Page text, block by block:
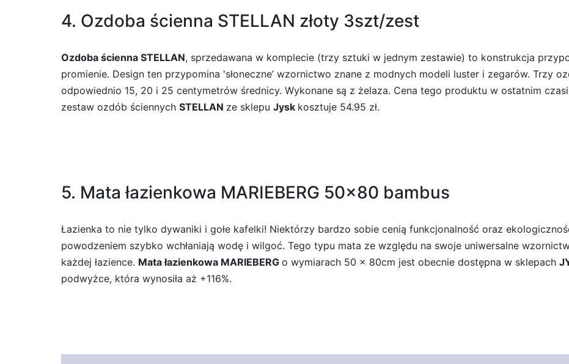
4. Ozdoba ścienna STELLAN złoty 3szt/zest
Ozdoba ścienna STELLAN, sprzedawana w komplecie (trzy sztuki w jednym zestawie) to konstrukcja
promienie. Design ten przypomina 'słoneczne’ wzornictwo znane z modnych modeli luster i zegarów. Trzy
odpowiednio 15, 20 i 25 centymetrów średnicy. Wykonane są z żelaza. Cena tego produktu w ostatnim
zestaw ozdób ściennych STELLAN ze sklepu Jysk kosztuje 54.95 zł.
5. Mata łazienkowa MARIEBERG 50×80 bambus
Łazienka to nie tylko dywaniki i gołe kafelki! Niektórzy bardzo sobie cenią funkcjonalność oraz
powodzeniem szybko wchłaniają wodę i wilgoć. Tego typu mata ze względu na swoje uniwersalne
każdej łazience. Mata łazienkowa MARIEBERG o wymiarach 50 x 80cm jest obecnie dostępna w sklepach
podwyżce, która wynosiła aż +116%.